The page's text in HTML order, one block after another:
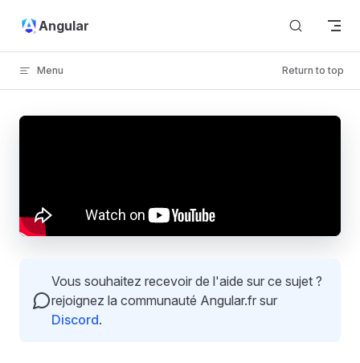
Skip to content
Angular
Menu Return to top
Vous souhaitez recevoir de l'aide sur ce sujet ?
rejoignez la communauté Angular.fr sur
Discord.